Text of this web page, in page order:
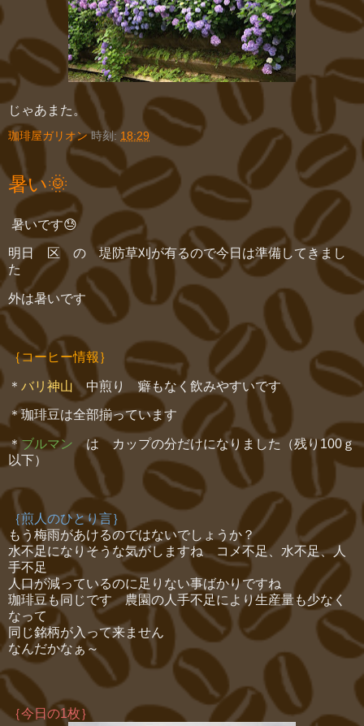
じゃあまた。
珈琲屋ガリオン 時刻: 18:29
暑い🌞
暑いです😓
明日 区 の 堤防草刈が有るので今日は準備してきまし
た
外は暑いです
｛コーヒー情報｝
＊ バリ神山中煎り 癖もなく飲みやすいです
＊珈琲豆は全部揃っています
＊ ブルマン は カップの分だけになりました（残り100ｇ
以下）
｛煎人のひとり言｝
もう梅雨があけるのではないでしょうか？
水不足になりそうな気がしますね コメ不足、水不足、人
手不足
人口が減っているのに足りない事ばかりですね
珈琲豆も同じです 農園の人手不足により生産量も少なく
なって
同じ銘柄が入って来ません
なんだかなぁ～
｛今日の1枚｝